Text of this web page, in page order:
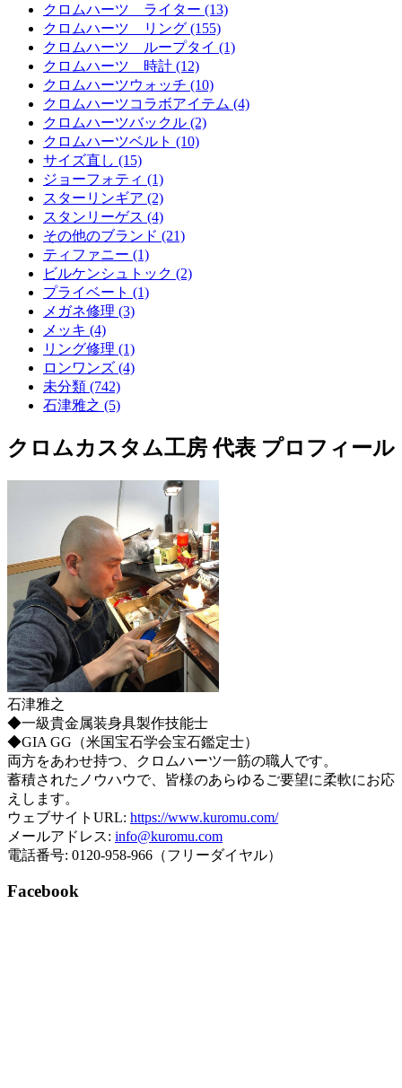
クロムハーツ ライター (13)
クロムハーツ リング (155)
クロムハーツ ループタイ (1)
クロムハーツ 時計 (12)
クロムハーツウォッチ (10)
クロムハーツコラボアイテム (4)
クロムハーツバックル (2)
クロムハーツベルト (10)
サイズ直し (15)
ジョーフォティ (1)
スターリンギア (2)
スタンリーゲス (4)
その他のブランド (21)
ティファニー (1)
ビルケンシュトック (2)
プライベート (1)
メガネ修理 (3)
メッキ (4)
リング修理 (1)
ロンワンズ (4)
未分類 (742)
石津雅之 (5)
クロムカスタム工房 代表 プロフィール
石津雅之
◆一級貴金属装身具製作技能士
◆GIA GG（米国宝石学会宝石鑑定士）
両方をあわせ持つ、クロムハーツ一筋の職人です。
蓄積されたノウハウで、皆様のあらゆるご要望に柔軟にお応
えします。
ウェブサイトURL: https://www.kuromu.com/
メールアドレス: info@kuromu.com
電話番号: 0120-958-966（フリーダイヤル）
Facebook